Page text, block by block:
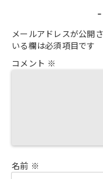
-
メールアドレスが公開
いる欄は必須項目です
コメント ※
名前 ※